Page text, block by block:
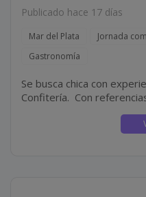
Publicado hace 17 días
Mar del Plata Jornada
Gastronomía
Se busca chica con
Confitería. Con